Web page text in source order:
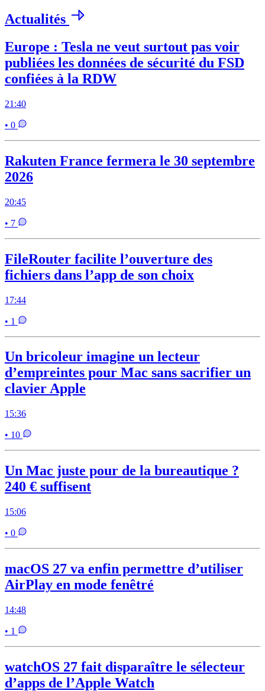
Actualités
Europe : Tesla ne veut surtout pas voir
publiées les données de sécurité du FSD
confiées à la RDW
21:40
• 0
Rakuten France fermera le 30 septembre
2026
20:45
• 7
FileRouter facilite l’ouverture des
fichiers dans l’app de son choix
17:44
• 1
Un bricoleur imagine un lecteur
d’empreintes pour Mac sans sacrifier un
clavier Apple
15:36
• 10
Un Mac juste pour de la bureautique ?
240 € suffisent
15:06
• 0
macOS 27 va enfin permettre d’utiliser
AirPlay en mode fenêtré
14:48
• 1
watchOS 27 fait disparaître le sélecteur
d’apps de l’Apple Watch